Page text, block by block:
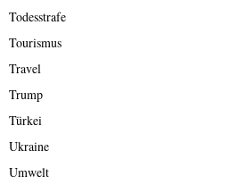
Todesstrafe
Tourismus
Travel
Trump
Türkei
Ukraine
Umwelt